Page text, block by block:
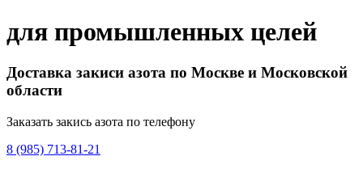
для промышленных целей
Доставка закиси азота по Москве и Московской
области
Заказать закись азота по телефону
8 (985) 713-81-21